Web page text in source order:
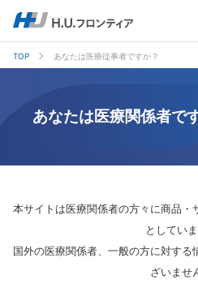
TOP あなたは医療従事者ですか？
あなたは医療関係者で
本サイトは医療関係者の方々に商品・
としていま
国外の医療関係者、一般の方に対す
ざいませ